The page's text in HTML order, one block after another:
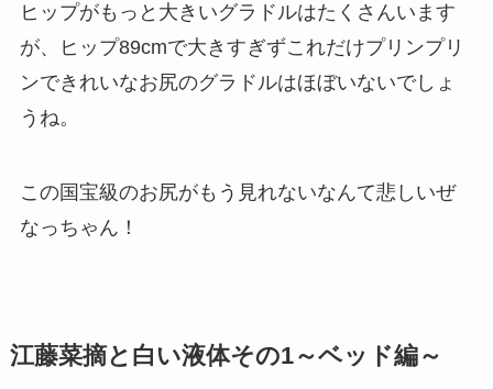
ヒップがもっと大きいグラドルはたくさんいます
が、ヒップ89cmで大きすぎずこれだけプリンプリ
ンできれいなお尻のグラドルはほぼいないでしょ
うね。
この国宝級のお尻がもう見れないなんて悲しいぜ
なっちゃん！
江藤菜摘と白い液体その1～ベッド編～